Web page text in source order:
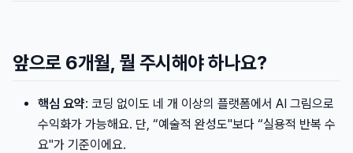
앞으로 6개월, 뭘 주시해야 하나요?
핵심 요약: 코딩 없이도 네 개 이상의 플랫폼에서 AI 그림으로
수익화가 가능해요. 단, “예술적 완성도"보다 “실용적 반복 수
요"가 기준이에요.